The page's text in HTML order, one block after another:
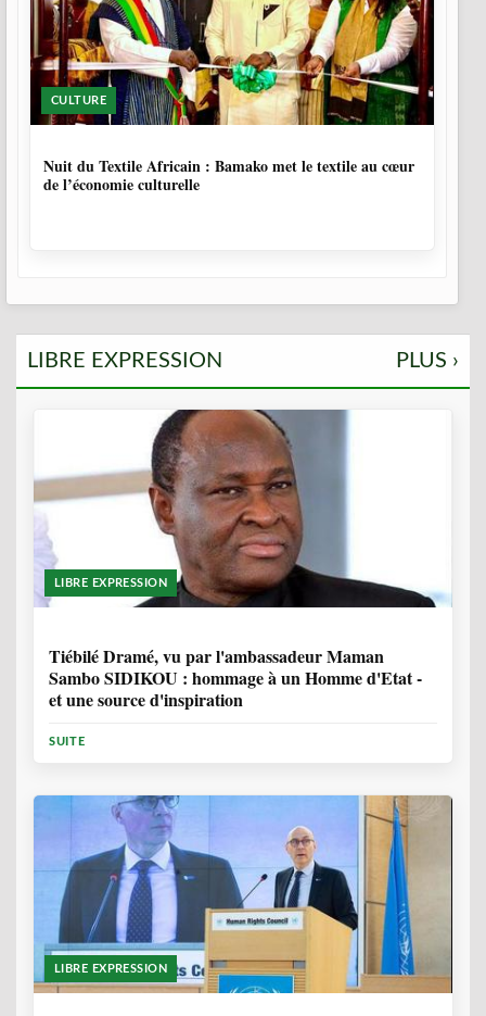
CULTURE
Nuit du Textile Africain : Bamako met le textile au cœur
de l’économie culturelle
LIBRE EXPRESSION PLUS ›
LIBRE EXPRESSION
Tiébilé Dramé, vu par l'ambassadeur Maman
Sambo SIDIKOU : hommage à un Homme d'Etat -
et une source d'inspiration
SUITE
LIBRE EXPRESSION